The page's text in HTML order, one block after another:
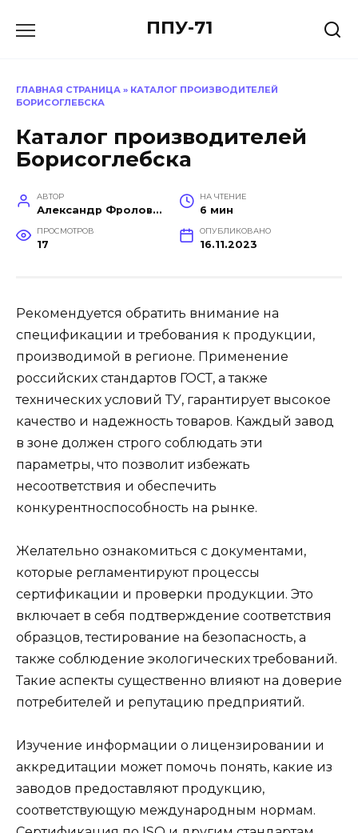
ППУ-71
ГЛАВНАЯ СТРАНИЦА » КАТАЛОГ ПРОИЗВОДИТЕЛЕЙ
БОРИСОГЛЕБСКА
Каталог производителей
Борисоглебска
АВТОР
Александр Фролов (Инженер, эксперт в построении производств)
НА ЧТЕНИЕ
6 мин
ПРОСМОТРОВ
17
ОПУБЛИКОВАНО
16.11.2023
Рекомендуется обратить внимание на
спецификации и требования к продукции,
производимой в регионе. Применение
российских стандартов ГОСТ, а также
технических условий ТУ, гарантирует высокое
качество и надежность товаров. Каждый завод
в зоне должен строго соблюдать эти
параметры, что позволит избежать
несоответствия и обеспечить
конкурентноспособность на рынке.
Желательно ознакомиться с документами,
которые регламентируют процессы
сертификации и проверки продукции. Это
включает в себя подтверждение соответствия
образцов, тестирование на безопасность, а
также соблюдение экологических требований.
Такие аспекты существенно влияют на доверие
потребителей и репутацию предприятий.
Изучение информации о лицензировании и
аккредитации может помочь понять, какие из
заводов предоставляют продукцию,
соответствующую международным нормам.